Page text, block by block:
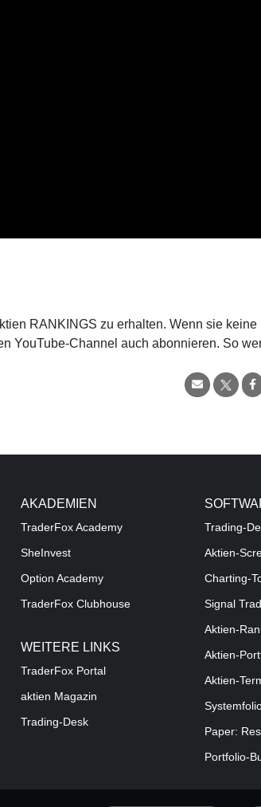
RANKINGS zu erhalten. Wenn sie keine
YouTube-Channel auch abonnieren. So
AKADEMIEN
TraderFox Academy
SheInvest
Option Academy
TraderFox Clubhouse
WEITERE LINKS
TraderFox Portal
aktien Magazin
Trading-Desk
Trading-
Aktien-
Charting-
Signal
Aktien-
Aktien-
Aktien-
Paper:
Portfolio-